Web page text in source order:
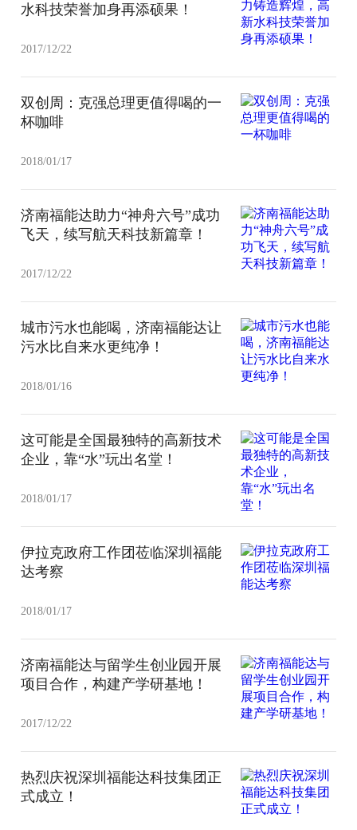
水科技荣誉加身再添硕果！
2017/12/22
双创周：克强总理更值得喝的一
杯咖啡
2018/01/17
济南福能达助力“神舟六号”成功
飞天，续写航天科技新篇章！
2017/12/22
城市污水也能喝，济南福能达让
污水比自来水更纯净！
2018/01/16
这可能是全国最独特的高新技术
企业，靠“水”玩出名堂！
2018/01/17
伊拉克政府工作团莅临深圳福能
达考察
2018/01/17
济南福能达与留学生创业园开展
项目合作，构建产学研基地！
2017/12/22
热烈庆祝深圳福能达科技集团正
式成立！